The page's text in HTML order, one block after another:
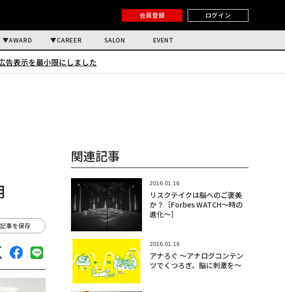
会員登録 ログイン
AWARD CAREER SALON EVENT
告表示を最小限にしました
記事を保存
関連記事
2016.01.16
リスクテイクは脳へのご褒美
か？［Forbes WATCH〜時の
進化〜］
2016.01.16
アナろぐ 〜アナログコンテン
ツでくつろぎ、脳に刺激を〜